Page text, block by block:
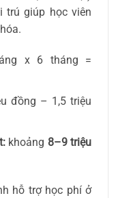
trú giúp học viên
x 6 tháng =
đồng – 1,5 triệu
khoảng 8–9 triệu
hỗ trợ học phí ở